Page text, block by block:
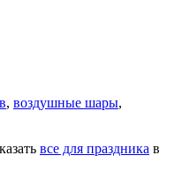
, воздушные шары,
все для праздника в